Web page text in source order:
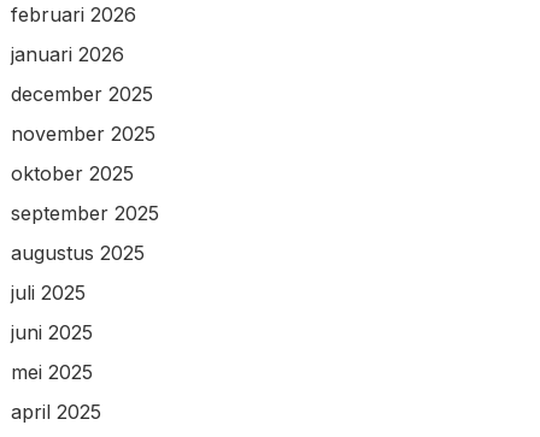
februari 2026
januari 2026
december 2025
november 2025
oktober 2025
september 2025
augustus 2025
juli 2025
juni 2025
mei 2025
april 2025